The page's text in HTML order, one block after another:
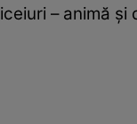
– animă şi